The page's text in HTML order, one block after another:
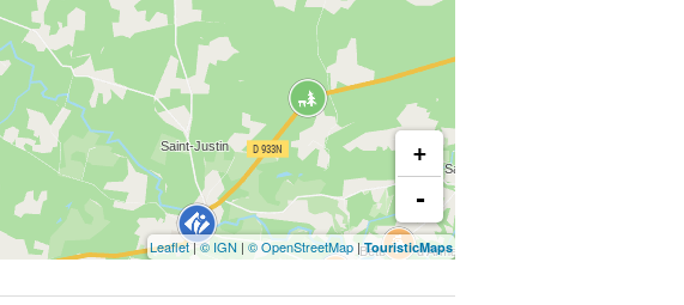
+
-
Leaflet|© IGN|© OpenStreetMap |TouristicMaps